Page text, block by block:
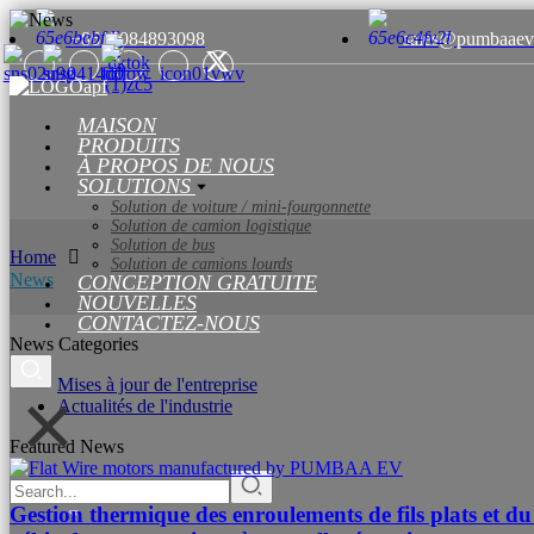
+8615084893098
MAISON
PRODUITS
À PROPOS DE NOUS
SOLUTIONS
Solution de voiture / mini-fourgonnette
Solution de camion logistique
Solution de bus
Solution de camions lourds
CONCEPTION GRATUITE
NOUVELLES
CONTACTEZ-NOUS
Home
News
News Categories
Mises à jour de l'entreprise
Actualités de l'industrie
Featured News
Gestion thermique des enroulements de fils plats et